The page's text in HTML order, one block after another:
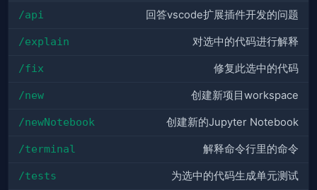
/api 回答vscode扩展插件开发的问题
/explain 对选中的代码进行解释
/fix 修复此选中的代码
/new 创建新项目workspace
/newNotebook 创建新的Jupyter Notebook
/terminal 解释命令行里的命令
/tests 为选中的代码生成单元测试